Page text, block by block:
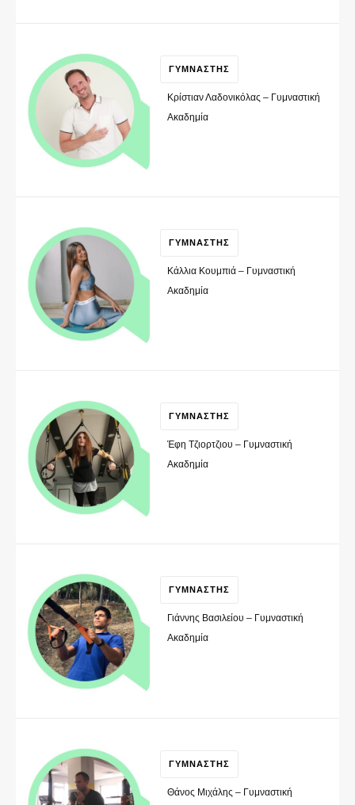
ΓΥΜΝΑΣΤΗΣ
Κρίστιαν Λαδονικόλας – Γυμναστική
Ακαδημία
ΓΥΜΝΑΣΤΗΣ
Κάλλια Κουμπιά – Γυμναστική
Ακαδημία
ΓΥΜΝΑΣΤΗΣ
Έφη Τζιορτζιου – Γυμναστική
Ακαδημία
ΓΥΜΝΑΣΤΗΣ
Γιάννης Βασιλείου – Γυμναστική
Ακαδημία
ΓΥΜΝΑΣΤΗΣ
Θάνος Μιχάλης – Γυμναστική